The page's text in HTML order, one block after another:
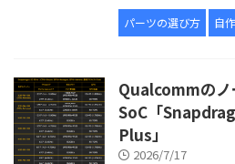
パーツの選び方 自
Qualcommのノ
SoC「
Plus」
2026/7/17